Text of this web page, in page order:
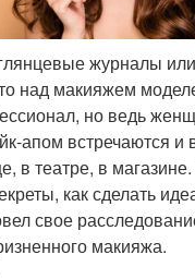
журналы
над макияжем
но ведь
апом встречаются и
в театре, в
как сделать
свое
макияжа.